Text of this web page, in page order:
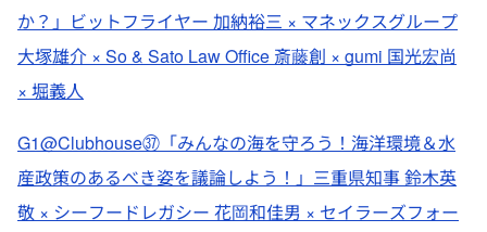
か？」ビットフライヤー 加納裕三 × マネックスグループ
大塚雄介 × So & Sato Law Office 斎藤創 × gumi 国光宏尚
× 堀義人
G1@Clubhouse㊲「みんなの海を守ろう！海洋環境＆水
産政策のあるべき姿を議論しよう！」三重県知事 鈴木英
敬 × シーフードレガシー 花岡和佳男 × セイラーズフォー